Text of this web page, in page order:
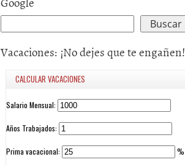
Vacaciones: ¡No dejes que te engañen!